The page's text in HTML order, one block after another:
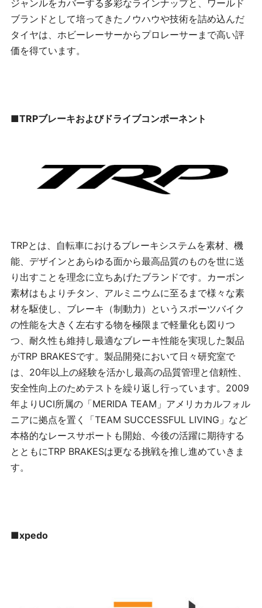
ジャンルをカバーする多彩なラインナップと、ワールド
ブランドとして培ってきたノウハウや技術を詰め込んだ
タイヤは、ホビーレーサーからプロレーサーまで高い評
価を得ています。
■TRPブレーキおよびドライブコンポーネント
TRPとは、自転車におけるブレーキシステムを素材、機
能、デザインとあらゆる面から最高品質のものを世に送
り出すことを理念に立ちあげたブランドです。カーボン
素材はもよりチタン、アルミニウムに至るまで様々な素
材を駆使し、ブレーキ（制動力）というスポーツバイク
の性能を大きく左右する物を極限まで軽量化も図りつ
つ、耐久性も維持し最適なブレーキ性能を実現した製品
がTRP BRAKESです。製品開発において日々研究室で
は、 20年以上の経験を活かし最高の品質管理と信頼性、
安全性向上のためテストを繰り返し行っています。 2009
年より UCI所属の「MERIDA TEAM 」アメリカカルフォル
ニアに拠点を置く「TEAM SUCCESSFUL LIVING 」など
本格的なレースサポートも開始、今後の活躍に期待する
とともにTRP BRAKESは更なる挑戦を推し進めていきま
す。
■xpedo